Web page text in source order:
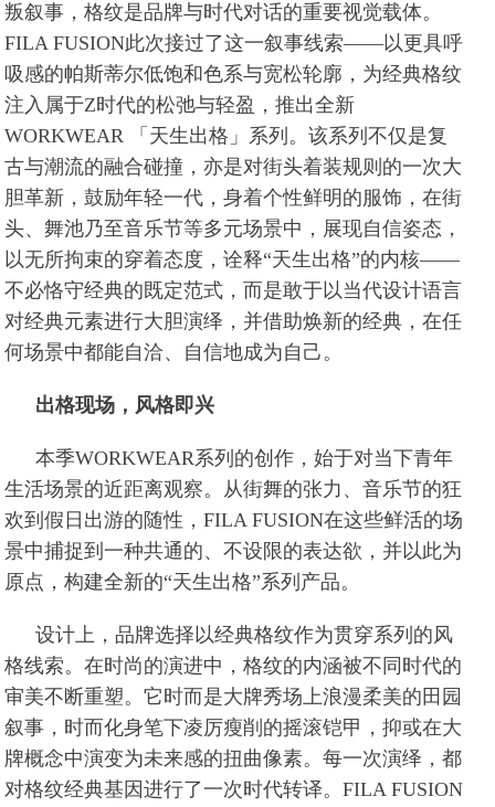
叛叙事，格纹是品牌与时代对话的重要视觉载体。
FILA FUSION此次接过了这一叙事线索——以更具呼
吸感的帕斯蒂尔低饱和色系与宽松轮廓，为经典格纹
注入属于Z时代的松弛与轻盈，推出全新
WORKWEAR 「天生出格」系列。该系列不仅是复
古与潮流的融合碰撞，亦是对街头着装规则的一次大
胆革新，鼓励年轻一代，身着个性鲜明的服饰，在街
头、舞池乃至音乐节等多元场景中，展现自信姿态，
以无所拘束的穿着态度，诠释“天生出格”的内核——
不必恪守经典的既定范式，而是敢于以当代设计语言
对经典元素进行大胆演绎，并借助焕新的经典，在任
何场景中都能自洽、自信地成为自己。
出格现场，风格即兴
本季WORKWEAR系列的创作，始于对当下青年
生活场景的近距离观察。从街舞的张力、音乐节的狂
欢到假日出游的随性，FILA FUSION在这些鲜活的场
景中捕捉到一种共通的、不设限的表达欲，并以此为
原点，构建全新的“天生出格”系列产品。
设计上，品牌选择以经典格纹作为贯穿系列的风
格线索。在时尚的演进中，格纹的内涵被不同时代的
审美不断重塑。它时而是大牌秀场上浪漫柔美的田园
叙事，时而化身笔下凌厉瘦削的摇滚铠甲，抑或在大
牌概念中演变为未来感的扭曲像素。每一次演绎，都
对格纹经典基因进行了一次时代转译。FILA FUSION